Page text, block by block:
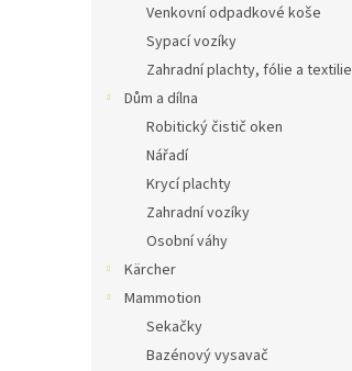
Venkovní odpadkové koše
Sypací vozíky
Zahradní plachty, fólie a textilie
Dům a dílna
Robitický čistič oken
Nářadí
Krycí plachty
Zahradní vozíky
Osobní váhy
Kärcher
Mammotion
Sekačky
Bazénový vysavač